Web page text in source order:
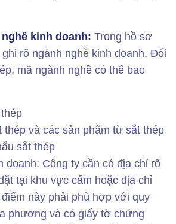
kinh doanh: Trong hồ sơ
rõ ngành nghề kinh doanh. Đối
mã ngành nghề có thể bao
thép và các sản phẩm từ sắt thép
sắt thép
doanh: Công ty cần có địa chỉ rõ
tại khu vực cấm hoặc địa chỉ
này phải phù hợp với quy
phương và có giấy tờ chứng